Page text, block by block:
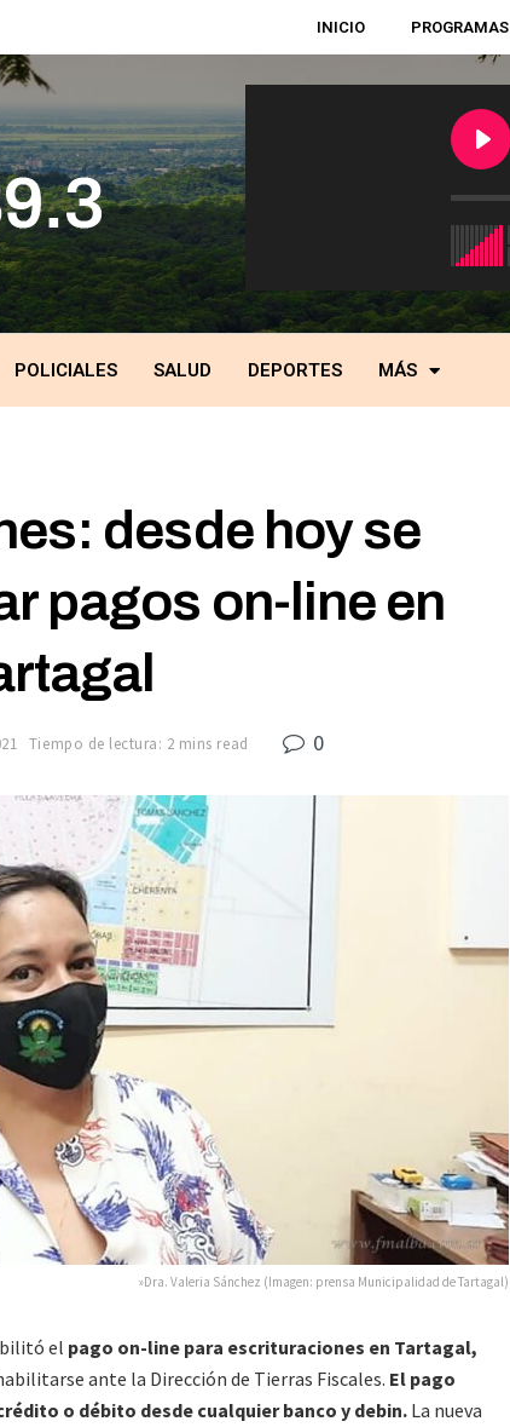
INICIO PROGRAMAS
POLICIALES SALUD DEPORTES MÁS
desde hoy se
pagos on-line en
Tiempo de lectura: 2 mins read 0
»Dra. Valeria Sánchez (Imagen: prensa Municipalidad de Tartagal)
el pago on-line para escrituraciones en Tartagal,
ante la Dirección de Tierras Fiscales. El pago
o débito desde cualquier banco y debin. La nueva